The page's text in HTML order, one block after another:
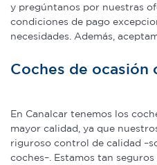
y pregúntanos por nuestras
condiciones de pago
necesidades. Además,
Coches de ocasión
En Canalcar tenemos los
mayor calidad, ya que
riguroso control de calidad
coches–. Estamos tan